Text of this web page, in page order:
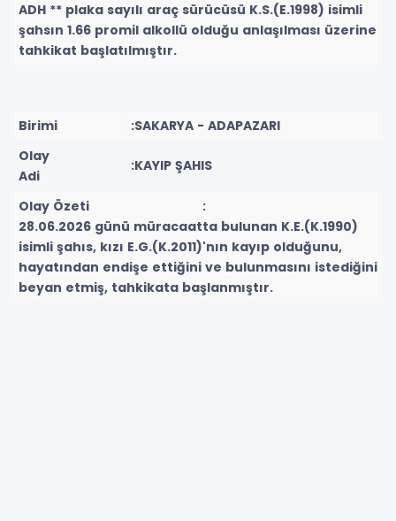
ADH ** plaka sayılı araç sürücüsü K.S.(E.1998) isimli
şahsın 1.66 promil alkollü olduğu anlaşılması üzerine
tahkikat başlatılmıştır.
Birimi
:SAKARYA - ADAPAZARI
Olay
Adi
:KAYIP ŞAHIS
Olay Özeti :
28.06.2026 günü müracaatta bulunan K.E.(K.1990)
isimli şahıs, kızı E.G.(K.2011)'nın kayıp olduğunu,
hayatından endişe ettiğini ve bulunmasını istediğini
beyan etmiş, tahkikata başlanmıştır.